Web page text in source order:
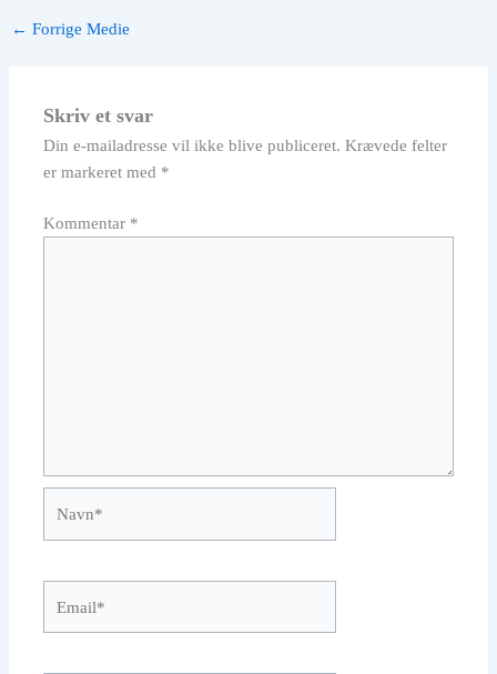
← Forrige Medie
Skriv et svar
Din e-mailadresse vil ikke blive publiceret. Krævede felter
er markeret med *
Kommentar *